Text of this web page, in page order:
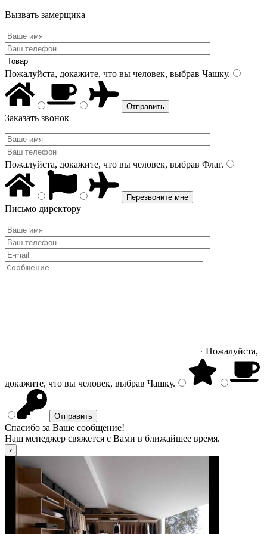
Вызвать замерщика
Пожалуйста, докажите, что вы человек, выбрав Чашку.
Заказать звонок
Пожалуйста, докажите, что вы человек, выбрав Флаг.
Письмо директору
Пожалуйста,
докажите, что вы человек, выбрав Чашку.
Спасибо за Ваше сообщение!
Наш менеджер свяжется с Вами в ближайшее время.